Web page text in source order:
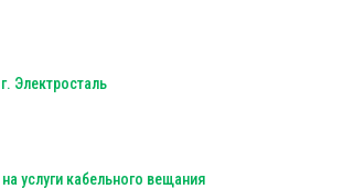
Электросталь
услуги кабельного вещания